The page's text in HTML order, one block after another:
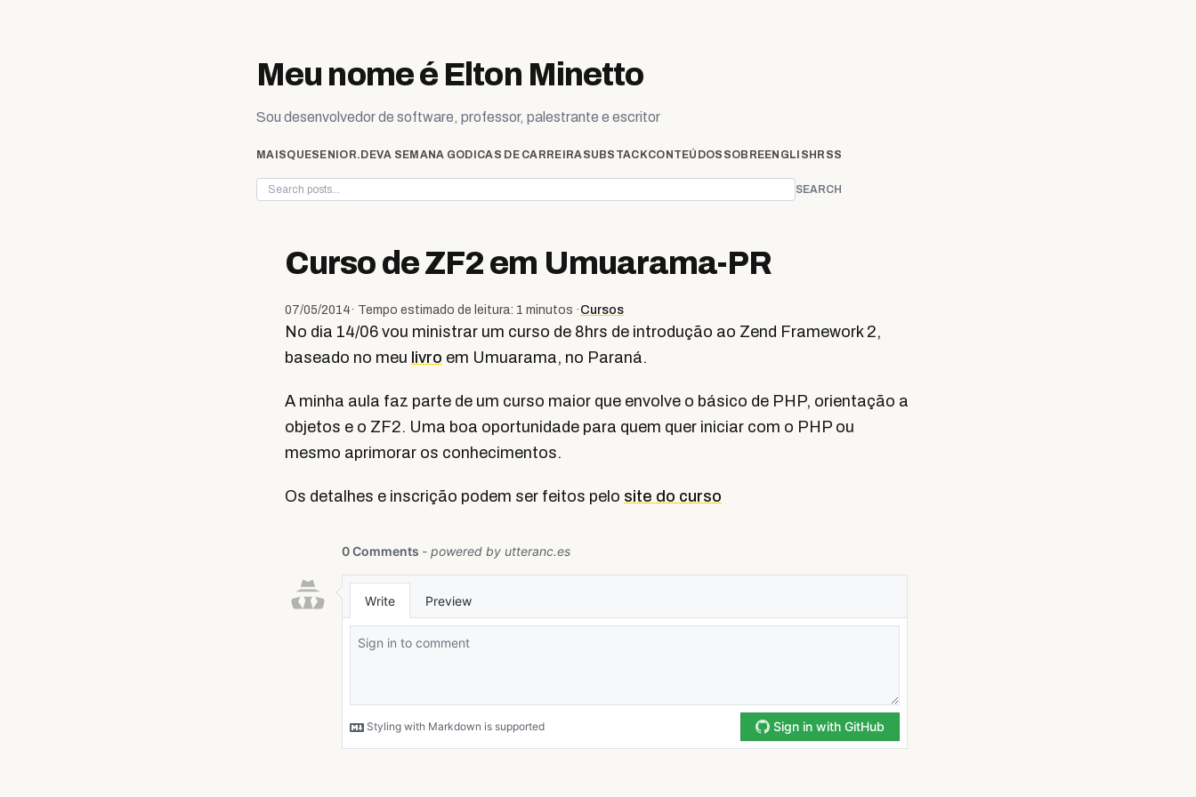
Meu nome é Elton Minetto
Sou desenvolvedor de software, professor, palestrante e escritor
MAISQUESENIOR.DEVA SEMANA GODICAS DE CARREIRASUBSTACKCONTEÚDOS SOBREENGLISH RSS
SEARCH
Curso de ZF2 em Umuarama-PR
07/05/2014· Tempo estimado de leitura: 1 minutos · Cursos
No dia 14/06 vou ministrar um curso de 8hrs de introdução ao Zend Framework 2,
baseado no meu livro em Umuarama, no Paraná.
A minha aula faz parte de um curso maior que envolve o básico de PHP, orientação a
objetos e o ZF2. Uma boa oportunidade para quem quer iniciar com o PHP ou
mesmo aprimorar os conhecimentos.
Os detalhes e inscrição podem ser feitos pelo site do curso